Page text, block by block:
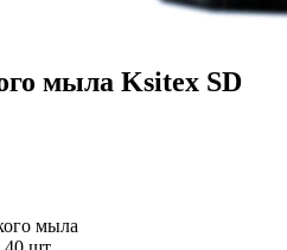
мыла Ksitex SD
мыла